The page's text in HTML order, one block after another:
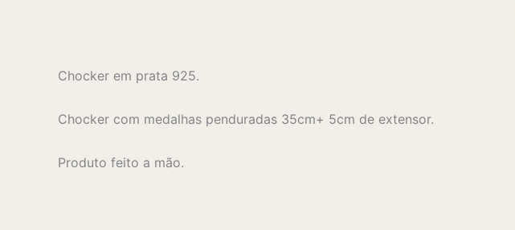
Chocker em prata 925.
Chocker com medalhas penduradas 35cm+ 5cm de extensor.
Produto feito a mão.